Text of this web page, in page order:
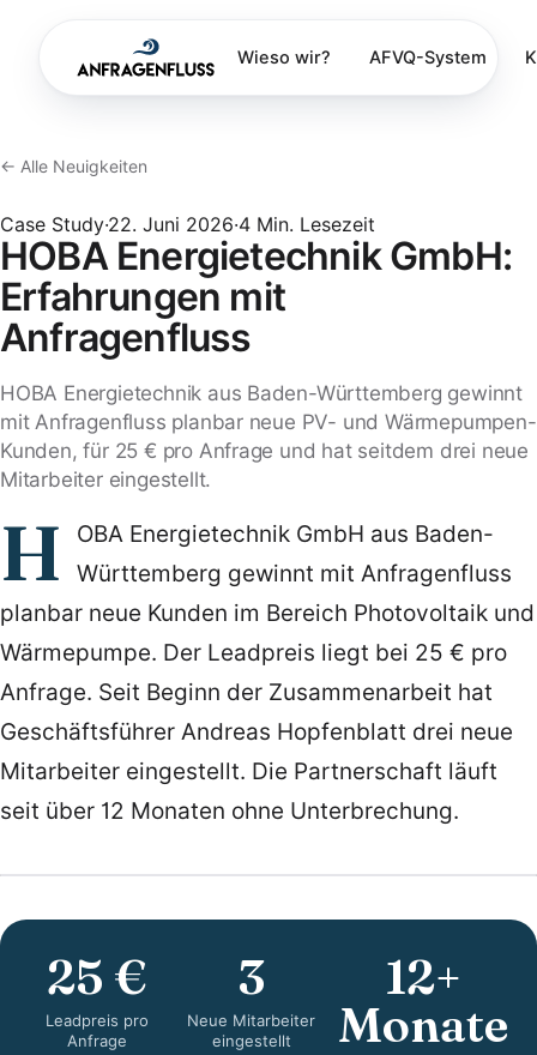
Wieso wir? AFVQ-System
← Alle Neuigkeiten
Case Study·22. Juni 2026·4 Min. Lesezeit
HOBA Energietechnik GmbH:
Erfahrungen mit
Anfragenfluss
HOBA Energietechnik aus Baden-Württemberg gewinnt
mit Anfragenfluss planbar neue PV- und Wärmepumpen-
Kunden, für 25 € pro Anfrage und hat seitdem drei neue
Mitarbeiter eingestellt.
H
OBA Energietechnik GmbH aus Baden-
Württemberg gewinnt mit Anfragenfluss
planbar neue Kunden im Bereich Photovoltaik und
Wärmepumpe. Der Leadpreis liegt bei 25 € pro
Anfrage. Seit Beginn der Zusammenarbeit hat
Geschäftsführer Andreas Hopfenblatt drei neue
Mitarbeiter eingestellt. Die Partnerschaft läuft
seit über 12 Monaten ohne Unterbrechung.
25 €
Leadpreis pro
Anfrage
3
Neue Mitarbeiter
eingestellt
12+
Monate